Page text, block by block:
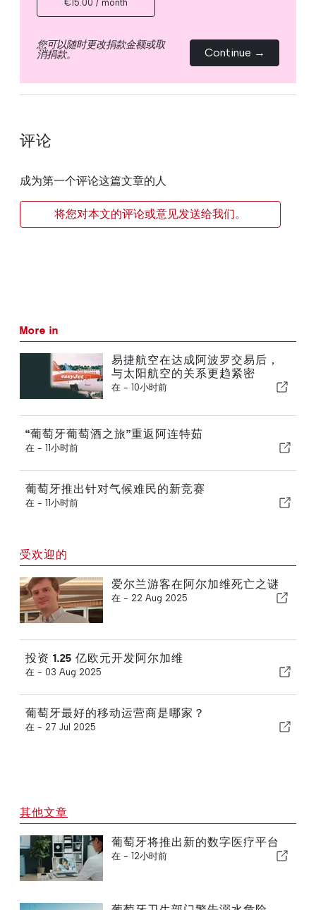
€15.00 / month
您可以随时更改捐款金额或取
消捐款。 Continue →
评论
成为第一个评论这篇文章的人
将您对本文的评论或意见发送给我们。
More in
易捷航空在达成阿波罗交易后，
与太阳航空的关系更趋紧密
在 - 10小时前
“葡萄牙葡萄酒之旅”重返阿连特茹
在 - 11小时前
葡萄牙推出针对气候难民的新竞赛
在 - 11小时前
受欢迎的
爱尔兰游客在阿尔加维死亡之谜
在 - 22 Aug 2025
投资 1.25 亿欧元开发阿尔加维
在 - 03 Aug 2025
葡萄牙最好的移动运营商是哪家？
在 - 27 Jul 2025
其他文章
葡萄牙将推出新的数字医疗平台
在 - 12小时前